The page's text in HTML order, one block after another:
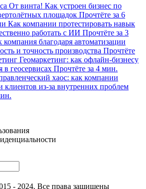
От винта! Как устроен бизнес по
площадок Прочтёте за 6
Как компании протестировать навык
работать с ИИ Прочтёте за 3
компания благодаря автоматизации
и точность производства Прочтёте
Геомаркетинг: как офлайн-бизнесу
в геосервисах Прочтёте за 4 мин.
хаос: как компании
клиентов из-за внутренних проблем
- 2024. Все права защищены